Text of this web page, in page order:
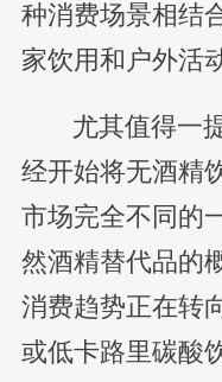
种消费场景相结
家饮用和户外活
尤其值得一
经开始将无酒精
市场完全不同的
然酒精替代品的
消费趋势正在转
或低卡路里碳酸